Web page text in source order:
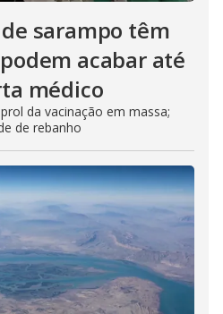
sarampo têm
acabar até
médico
da vacinação em massa;
de rebanho